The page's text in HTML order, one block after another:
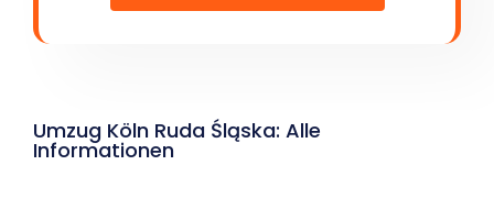
Umzug Köln Ruda Śląska: Alle
Informationen